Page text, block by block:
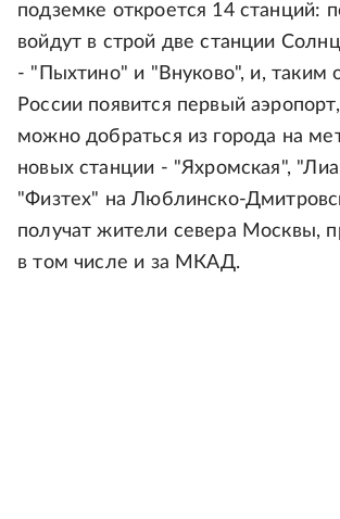
подземке откроется 14 станций:
войдут в строй две станции
- "Пыхтино" и "Внуково", и, таким
России появится первый
можно добраться из города на
новых станции - "Яхромская",
"Физтех" на Люблинско-
получат жители севера Москвы,
в том числе и за МКАД.